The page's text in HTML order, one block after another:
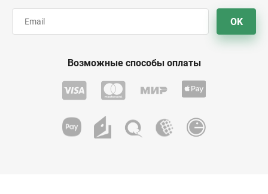
OK
Возможные способы оплаты